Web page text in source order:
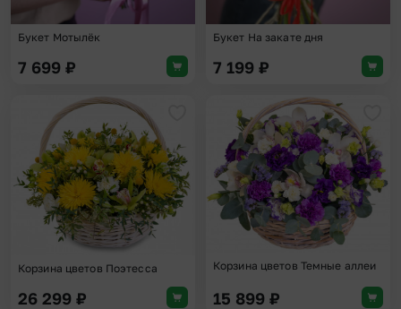
Букет Мотылёк
7 699 ₽
Букет На закате дня
7 199 ₽
Добавить в избранное
Корзина цветов Поэтесса
26 299 ₽
Корзина цветов Темные аллеи
15 899 ₽